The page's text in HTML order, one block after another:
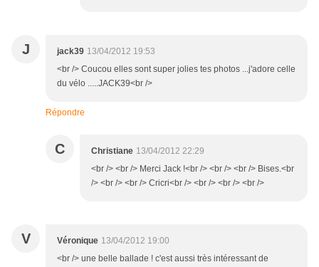
J jack39 13/04/2012 19:53
<br /> Coucou elles sont super jolies tes photos ...j'adore celle
du vélo .....JACK39<br />
Répondre
C Christiane 13/04/2012 22:29
<br /> <br /> Merci Jack !<br /> <br /> <br /> Bises.<br
/> <br /> <br /> Cricri<br /> <br /> <br /> <br />
V Véronique 13/04/2012 19:00
<br /> une belle ballade ! c'est aussi très intéressant de